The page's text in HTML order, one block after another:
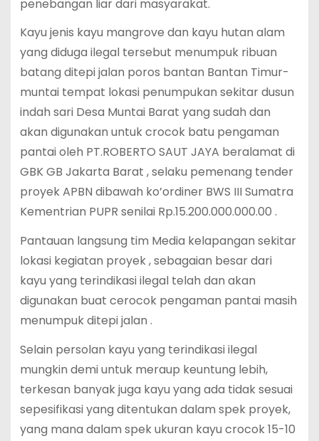
penebangan liar dari masyarakat.
Kayu jenis kayu mangrove dan kayu hutan alam
yang diduga ilegal tersebut menumpuk ribuan
batang ditepi jalan poros bantan Bantan Timur-
muntai tempat lokasi penumpukan sekitar dusun
indah sari Desa Muntai Barat yang sudah dan
akan digunakan untuk crocok batu pengaman
pantai oleh PT.ROBERTO SAUT JAYA beralamat di
GBK GB Jakarta Barat , selaku pemenang tender
proyek APBN dibawah ko’ordiner BWS III Sumatra
Kementrian PUPR senilai Rp.15.200.000.000.00 .
Pantauan langsung tim Media kelapangan sekitar
lokasi kegiatan proyek , sebagaian besar dari
kayu yang terindikasi ilegal telah dan akan
digunakan buat cerocok pengaman pantai masih
menumpuk ditepi jalan .
Selain persolan kayu yang terindikasi ilegal
mungkin demi untuk meraup keuntung lebih,
terkesan banyak juga kayu yang ada tidak sesuai
sepesifikasi yang ditentukan dalam spek proyek,
yang mana dalam spek ukuran kayu crocok 15-10